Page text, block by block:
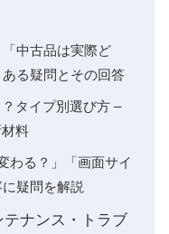
「中古品は実際ど
る疑問とその回答
タイプ別選び方 –
料
わる？」「画面サイ
疑問を解説
ナンス・トラブ